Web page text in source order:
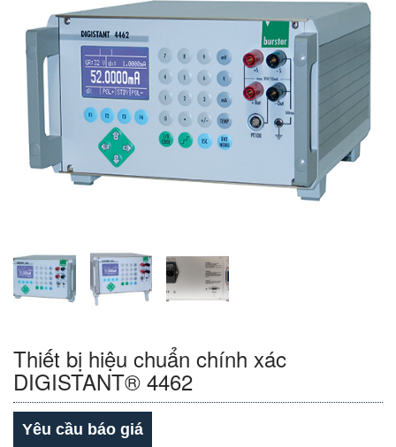
Thiết bị hiệu chuẩn chính xác
DIGISTANT® 4462
Yêu cầu báo giá